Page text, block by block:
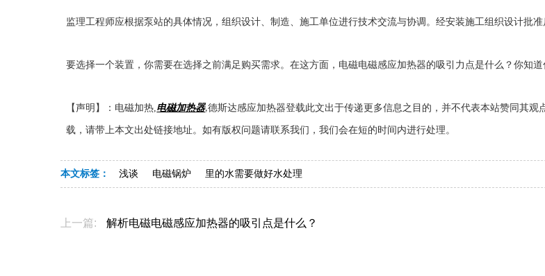
监理工程师应根据泵站的具体情况，组织设计、制造、施工单位进行技术交流与协调。经安装施工组织设计批
要选择一个装置，你需要在选择之前满足购买需求。在这方面，电磁电磁感应加热器的吸引力点是什么？你知
【声明】：电磁加热,电磁加热器,德斯达感应加热器登载此文出于传递更多信息之目的，并不代表本站赞同其
载，请带上本文出处链接地址。如有版权问题请联系我们，我们会在短的时间内进行处理。
本文标签： 浅谈 电磁锅炉 里的水需要做好水处理
上一篇: 解析电磁电磁感应加热器的吸引点是什么？